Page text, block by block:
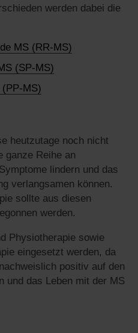
werden dabei die
MS (RR-MS)
(SP-MS)
MS)
heutzutage noch nicht
ganze Reihe an
lindern und das
verlangsamen können.
sollte aus diesen
werden.
Physiotherapie sowie
eingesetzt werden, da
positiv auf den
und das Leben mit der MS